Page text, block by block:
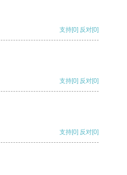
支持[0] 反对[0]
支持[0] 反对[0]
支持[0] 反对[0]